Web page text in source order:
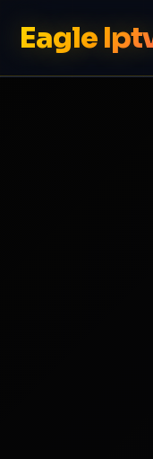
Eagle